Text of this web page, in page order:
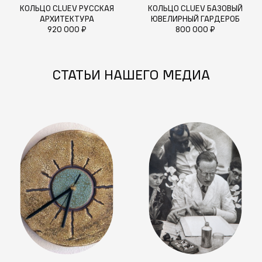
КОЛЬЦО CLUEV РУССКАЯ
АРХИТЕКТУРА
920 000 ₽
КОЛЬЦО CLUEV БАЗОВЫЙ
ЮВЕЛИРНЫЙ ГАРДЕРОБ
800 000 ₽
СТАТЬИ НАШЕГО МЕДИА